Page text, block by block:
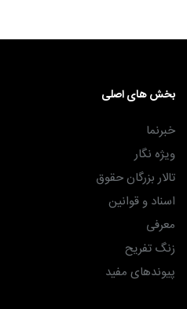
بخش های اصلی
خبرنما
ویژه نگار
تالار بزرگان حقوق
اسناد و قوانین
معرفی
زنگ تفریح
پیوندهای مفید